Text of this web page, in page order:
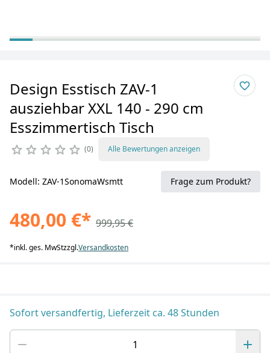
Design Esstisch ZAV-1
ausziehbar XXL 140 - 290 cm
Esszimmertisch Tisch
0 Alle Bewertungen anzeigen
Modell: ZAV-1SonomaWsmtt Frage zum Produkt?
480,00 €* 999,95 €
*inkl. ges. MwStzzgl.Versandkosten
Sofort versandfertig, Lieferzeit ca. 48 Stunden